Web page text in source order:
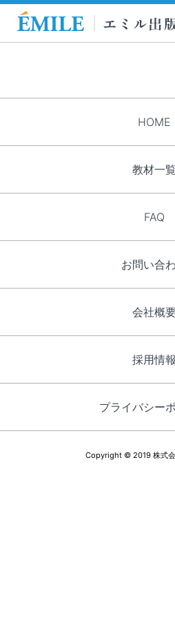
HOME
教材一覧
FAQ
お問い合
会社概
採用情報
プライバシー
Copyright © 2019 株式会